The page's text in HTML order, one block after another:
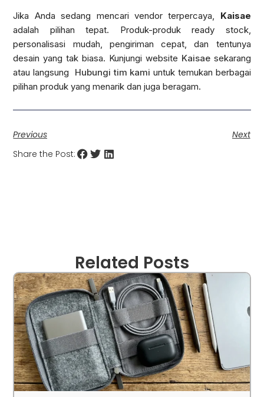
Jika Anda sedang mencari vendor terpercaya, Kaisae
adalah pilihan tepat. Produk-produk ready stock,
personalisasi mudah, pengiriman cepat, dan tentunya
desain yang tak biasa. Kunjungi website Kaisaesekarang
atau langsung
Hubungi tim kami untuk temukan berbagai
pilihan produk yang menarik dan juga beragam.
Previous
Next
Share the Post:
Related Posts